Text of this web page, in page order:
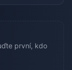
první, kdo